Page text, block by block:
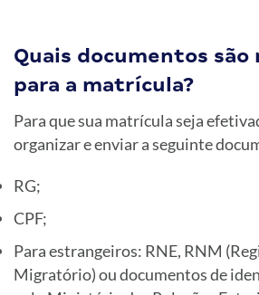
Quais documentos são
para a matrícula?
Para que sua matrícula seja
organizar e enviar a seguinte
RG;
CPF;
Para estrangeiros: RNE, RNM
Migratório) ou documentos de